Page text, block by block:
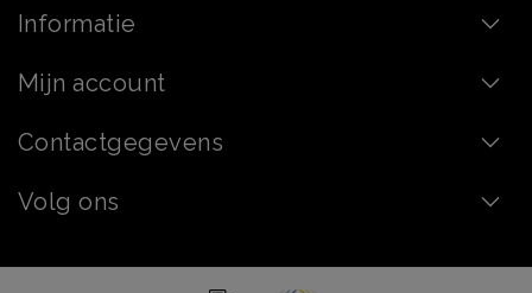
Informatie
Mijn account
Contactgegevens
Volg ons